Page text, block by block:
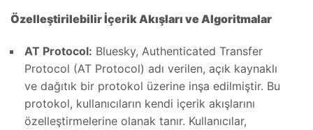
Özelleştirilebilir İçerik Akışları ve Algoritmalar
AT Protocol: Bluesky, Authenticated Transfer
Protocol (AT Protocol) adı verilen, açık kaynaklı
ve dağıtık bir protokol üzerine inşa edilmiştir. Bu
protokol, kullanıcıların kendi içerik akışlarını
özelleştirmelerine olanak tanır. Kullanıcılar,